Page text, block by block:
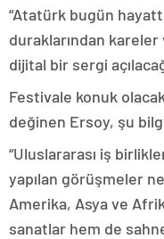
“Atatürk bugün
duraklarından
dijital bir sergi
Festivale konuk
değinen Ersoy, şu
“Uluslararası iş
yapılan görüşmeler
Amerika, Asya ve
sanatlar hem de